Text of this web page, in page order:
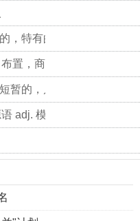
，特有的，独特的
置，商定，[音]改编，改
暂的，片刻的
adj. 模拟计算机的